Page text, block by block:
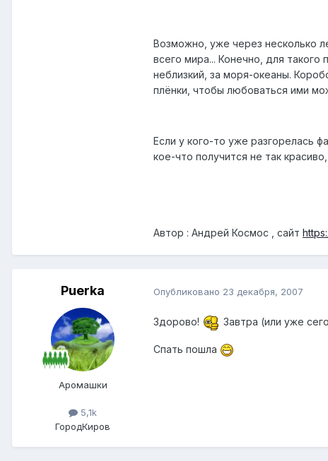
Возможно, уже через несколько
всего мира... Конечно, для
неблизкий, за моря-океаны.
плёнки, чтобы любоваться ими
Если у кого-то уже разгорелась
кое-что получится не так
Автор : Андрей Космос , сайт
Puerka
Аромашки
5,1k
ГородКиров
Опубликовано 23 декабря, 2007
Здорово! Завтра (или уже
Спать пошла